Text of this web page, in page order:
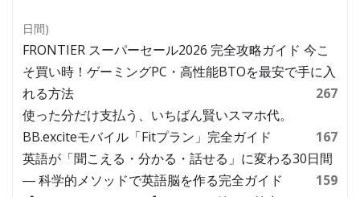
日間)
FRONTIER スーパーセール2026 完全攻略ガイド 今こ
そ買い時！ゲーミングPC・高性能BTOを最安で手に入
れる方法
267
使った分だけ支払う、いちばん賢いスマホ代。
BB.exciteモバイル「Fitプラン」完全ガイド
167
英語が「聞こえる・分かる・話せる」に変わる30日間
― 科学的メソッドで英語脳を作る完全ガイド
159